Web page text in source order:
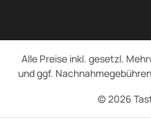
© 2026
Alle Preise inkl. gesetzl.
und ggf.